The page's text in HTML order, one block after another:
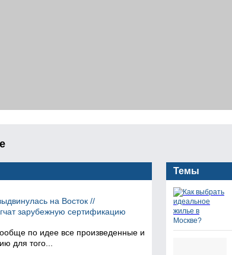
на Восток //
зарубежную сертификацию
по идее все произведенные и
для того...
Темы